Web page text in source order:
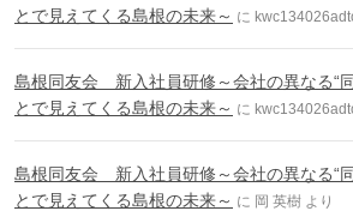
とで見えてくる島根の未来～ に
島根同友会 新入社員研修～会社の異なる“
とで見えてくる島根の未来～ に
島根同友会 新入社員研修～会社の異なる“
とで見えてくる島根の未来～ に 岡 英樹 より